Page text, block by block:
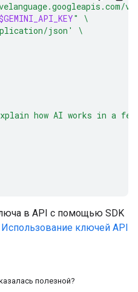
"
\
json'
\
how AI works in a
в API с помощью SDK
Использование ключей API
полезной?